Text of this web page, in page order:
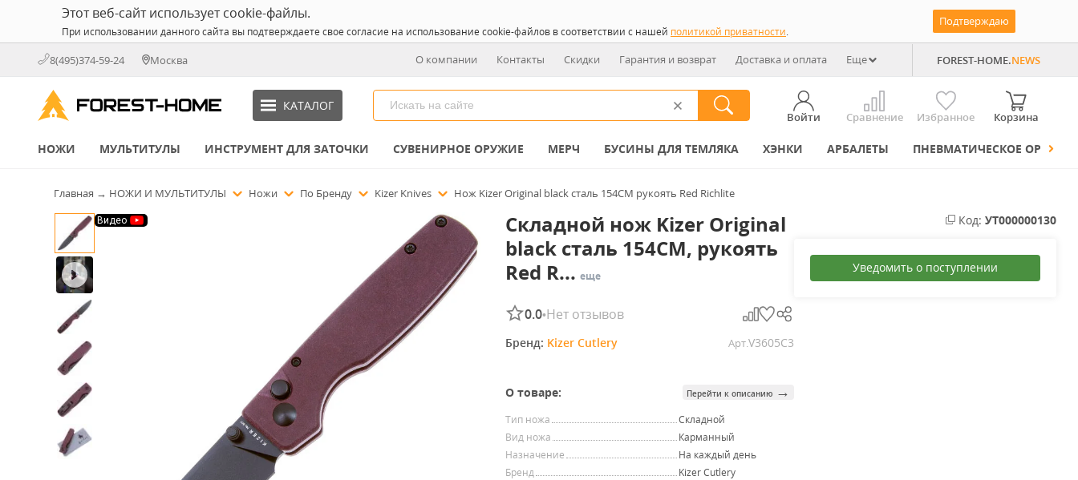
Этот веб-сайт использует cookie-файлы.
При использовании данного сайта вы подтверждаете свое согласие на использование cookie-файлов в соответствии с нашей политикой приватности.
Подтверждаю
8(495)374-59-24 Москва О компании Контакты Скидки Гарантия и возврат Доставка и оплата Еще FOREST-HOME.NEWS
КАТАЛОГ
Войти Сравнение Избранное Корзина
НОЖИ МУЛЬТИТУЛЫ ИНСТРУМЕНТ ДЛЯ ЗАТОЧКИ СУВЕНИРНОЕ ОРУЖИЕ МЕРЧ БУСИНЫ ДЛЯ ТЕМЛЯКА ХЭНКИ АРБАЛЕТЫ ПНЕВМАТИЧЕСКОЕ ОРУЖИЕ
Главная → НОЖИ И МУЛЬТИТУЛЫ Ножи По Бренду Kizer Knives Нож Kizer Original black сталь 154CM рукоять Red Richlite
Видео
Складной нож Kizer Original
black сталь 154CM, рукоять
Red R... еще
0.0•Нет отзывов
Бренд: Kizer Cutlery Арт.V3605C3
О товаре: Перейти к описанию →
Тип ножа
Складной
Вид ножа
Карманный
Назначение
На каждый день
Бренд
Kizer Cutlery
Код: УТ000000130
Уведомить о поступлении